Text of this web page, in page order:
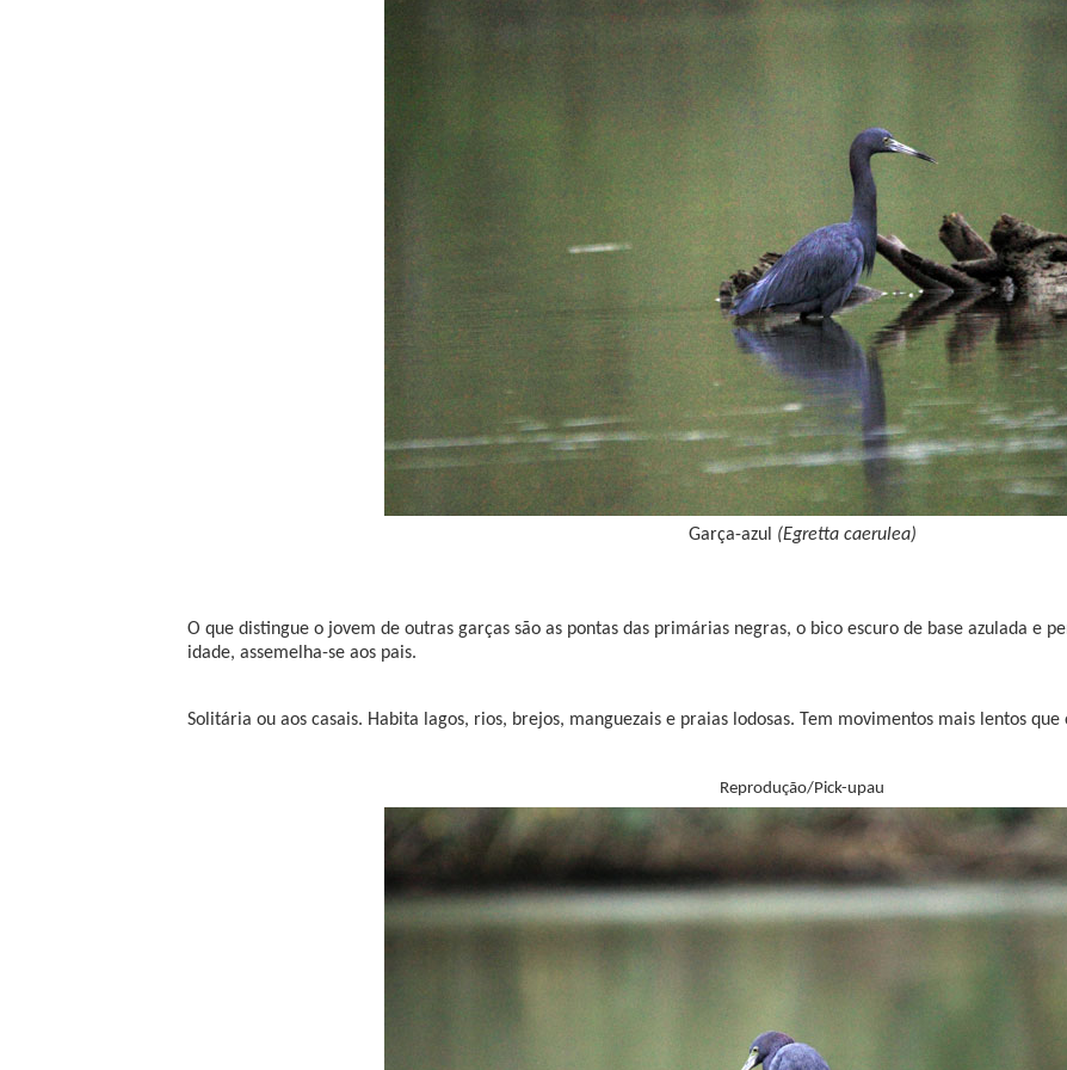
Garça-azul (Egretta caerulea)
O que distingue o jovem de outras garças são as pontas das primárias negras, o bico escuro de base azulada e
idade, assemelha-se aos pais.
Solitária ou aos casais. Habita lagos, rios, brejos, manguezais e praias lodosas. Tem movimentos mais lentos que
Reprodução/Pick-upau